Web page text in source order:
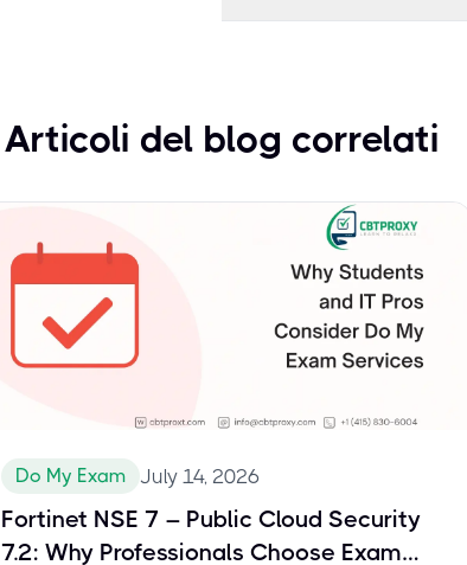
Articoli del blog correlati
Do My Exam July 14, 2026
Fortinet NSE 7 – Public Cloud Security
7.2: Why Professionals Choose Exam